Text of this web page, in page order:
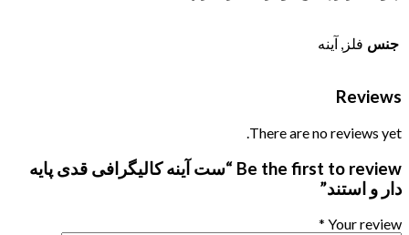
جنس فلز, آینه
Reviews
There are no reviews yet.
Be the first to review “ست آینه کالیگرافی قدی پایه
دار و استند”
Your review
*